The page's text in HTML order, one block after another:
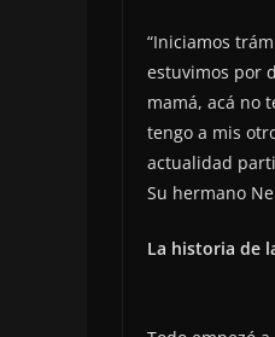
“Iniciamos
estuvimos por
mamá, acá no
tengo a mis
actualidad
Su hermano
La historia de